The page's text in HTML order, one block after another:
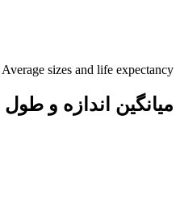
Average sizes and life expectancy
میانگین اندازه و طول